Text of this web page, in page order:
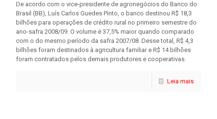
De acordo com o vice-presidente de agronegócios do Banco do
Brasil (BB), Luís Carlos Guedes Pinto, o banco destinou R$ 18,3
bilhões para operações de crédito rural no primeiro semestre do
ano-safra 2008/09. O volume é 37,5% maior quando comparado
com o do mesmo período da safra 2007/08. Desse total, R$ 4,3
bilhões foram destinados à agricultura familiar e R$ 14 bilhões
foram contratados pelos demais produtores e cooperativas.
Leia mais